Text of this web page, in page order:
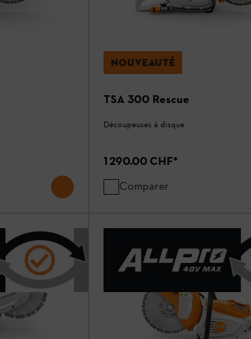
NOUVEAUTÉ
TSA 300 Rescue
Découpeuses à disque
1 290.00 CHF*
Comparer